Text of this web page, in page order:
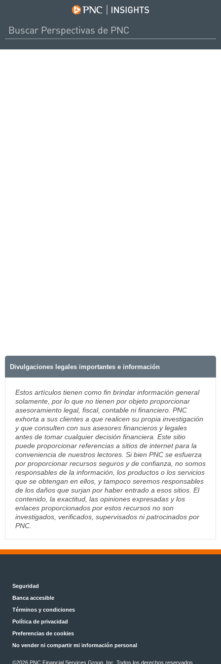
Divulgaciones legales importantes e información
Estos artículos tienen como fin brindar información general
solamente, por lo que no tienen por objeto proporcionar
asesoramiento legal, fiscal, contable ni financiero. PNC
exhorta a sus clientes a que realicen su propia investigación
y que consulten con sus asesores financieros y legales
antes de tomar cualquier decisión financiera. Este sitio
puede proporcionar referencias a sitios de internet para la
conveniencia de nuestros lectores. Si bien PNC se esfuerza
por proporcionar recursos seguros y de confianza, no somos
responsables de la información, los productos o los servicios
que se obtengan en ellos, y tampoco seremos responsables
de los daños que surjan por haber entrado a esos sitios. El
contenido, la exactitud, las opiniones expresadas y los
enlaces proporcionados por estos recursos no son
investigados, verificados, supervisados ni patrocinados por
PNC.
Seguridad
Banca accesible
Términos y condiciones
Política de privacidad
Preferencias de cookies
No vender ni compartir mi información personal
©2026 PNC Financial Services Group, Inc. Todos los derechos reservados.